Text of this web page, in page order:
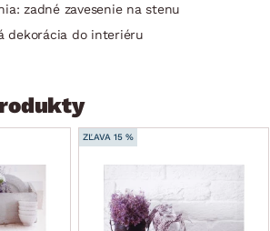
zadné zavesenie na stenu
dekorácia do interiéru
ZĽAVA 15 %